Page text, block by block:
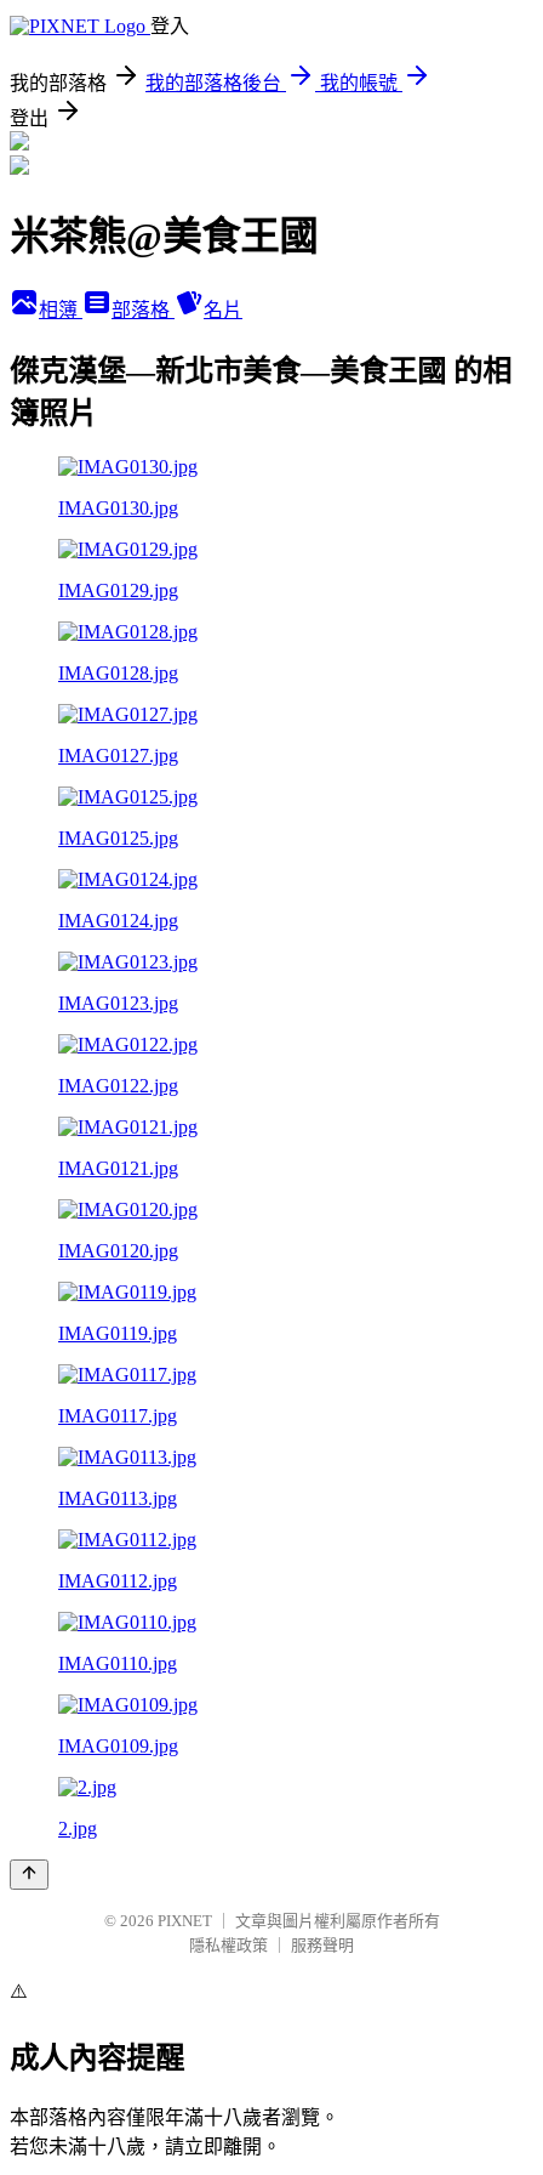
登入
我的部落格 我的部落格後台
我的帳號
登出
米茶熊@美食王國
相簿 部落格 名片
傑克漢堡—新北市美食—美食王國 的相
簿照片
IMAG0130.jpg
IMAG0129.jpg
IMAG0128.jpg
IMAG0127.jpg
IMAG0125.jpg
IMAG0124.jpg
IMAG0123.jpg
IMAG0122.jpg
IMAG0121.jpg
IMAG0120.jpg
IMAG0119.jpg
IMAG0117.jpg
IMAG0113.jpg
IMAG0112.jpg
IMAG0110.jpg
IMAG0109.jpg
2.jpg
© 2026 PIXNET
文章與圖片權利屬原作者所有
隱私權政策
服務聲明
⚠️
成人內容提醒
本部落格內容僅限年滿十八歲者瀏覽。
若您未滿十八歲，請立即離開。